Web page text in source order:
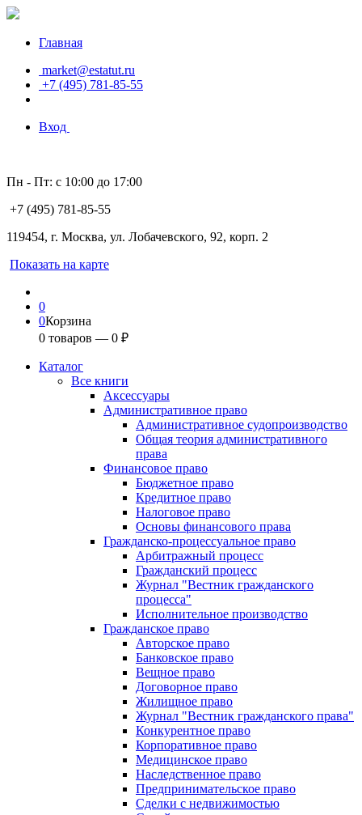
Главная
market@estatut.ru
+7 (495) 781-85-55
Вход
Пн - Пт: с 10:00 до 17:00
+7 (495) 781-85-55
119454, г. Москва, ул. Лобачевского, 92, корп. 2
Показать на карте
0
0Корзина
0 товаров — 0 ₽
Каталог
Все книги
Аксессуары
Административное право
Административное судопроизводство
Общая теория административного
права
Финансовое право
Бюджетное право
Кредитное право
Налоговое право
Основы финансового права
Гражданско-процессуальное право
Арбитражный процесс
Гражданский процесс
Журнал "Вестник гражданского
процесса"
Исполнительное производство
Гражданское право
Авторское право
Банковское право
Вещное право
Договорное право
Жилищное право
Журнал "Вестник гражданского права"
Конкурентное право
Корпоративное право
Медицинское право
Наследственное право
Предпринимательское право
Сделки с недвижимостью